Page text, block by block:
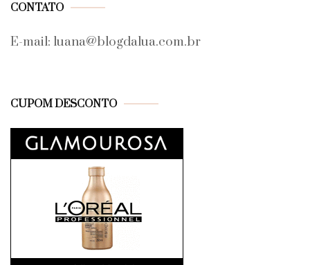
CONTATO
E-mail: luana@blogdalua.com.br
CUPOM DESCONTO